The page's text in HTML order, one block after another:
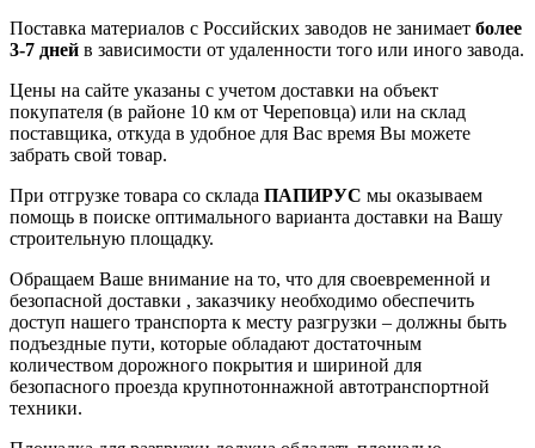
Поставка материалов с Российских заводов не занимает более
3-7 дней в зависимости от удаленности того или иного завода.
Цены на сайте указаны с учетом доставки на объект
покупателя (в районе 10 км от Череповца) или на склад
поставщика, откуда в удобное для Вас время Вы можете
забрать свой товар.
При отгрузке товара со склада ПАПИРУС мы оказываем
помощь в поиске оптимального варианта доставки на Вашу
строительную площадку.
Обращаем Ваше внимание на то, что для своевременной и
безопасной доставки , заказчику необходимо обеспечить
доступ нашего транспорта к месту разгрузки – должны быть
подъездные пути, которые обладают достаточным
количеством дорожного покрытия и шириной для
безопасного проезда крупнотоннажной автотранспортной
техники.